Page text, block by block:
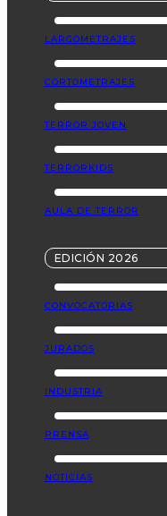
LARGOMETRAJES
CORTOMETRAJES
TERROR JOVEN
TERRORKIDS
AULA DE TERROR
EDICIÓN 2026
CONVOCATORIAS
JURADOS
INDUSTRIA
PRENSA
NOTICIAS